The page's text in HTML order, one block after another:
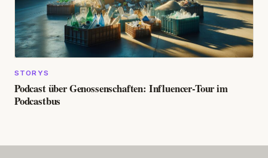
STORYS
Podcast über Genossenschaften: Influencer-Tour im
Podcastbus